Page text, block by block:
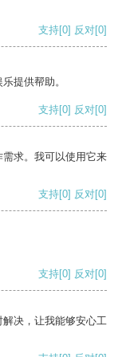
支持[0] 反对[0]
提供帮助。
支持[0] 反对[0]
求。我可以使用它来
支持[0] 反对[0]
支持[0] 反对[0]
决，让我能够安心工